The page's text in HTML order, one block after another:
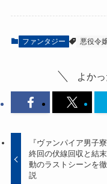
ファンタジー 悪役令
よか
『ヴァンパイア男子
終回の伏線回収と結
動のラストシーンを
説